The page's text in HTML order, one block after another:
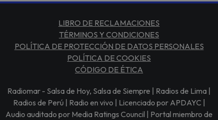
LIBRO DE RECLAMACIONES
TÉRMINOS Y CONDICIONES
POLÍTICA DE PROTECCIÓN DE DATOS PERSONALES
POLÍTICA DE COOKIES
CÓDIGO DE ÉTICA
Radiomar - Salsa de Hoy, Salsa de Siempre | Radios de Lima |
Radios de Perú | Radio en vivo | Licenciado por APDAYC |
Audio auditado por Media Ratings Council | Portal miembro de